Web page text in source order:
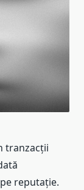
tranzacții
reputație.